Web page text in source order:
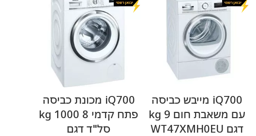
iQ700 מייבש כביסה
עם משאבת חום 9 kg
דגם WT47XMH0EU
iQ700 מכונת כביסה
פתח קדמי 8 kg 1000
סל"ד דגם